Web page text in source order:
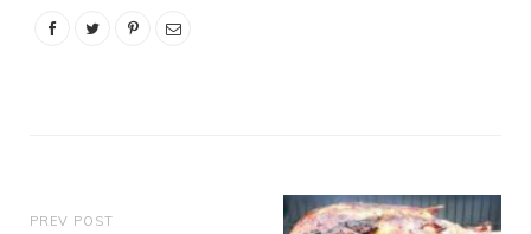
choses. Le barbecue c'est
PREV POST